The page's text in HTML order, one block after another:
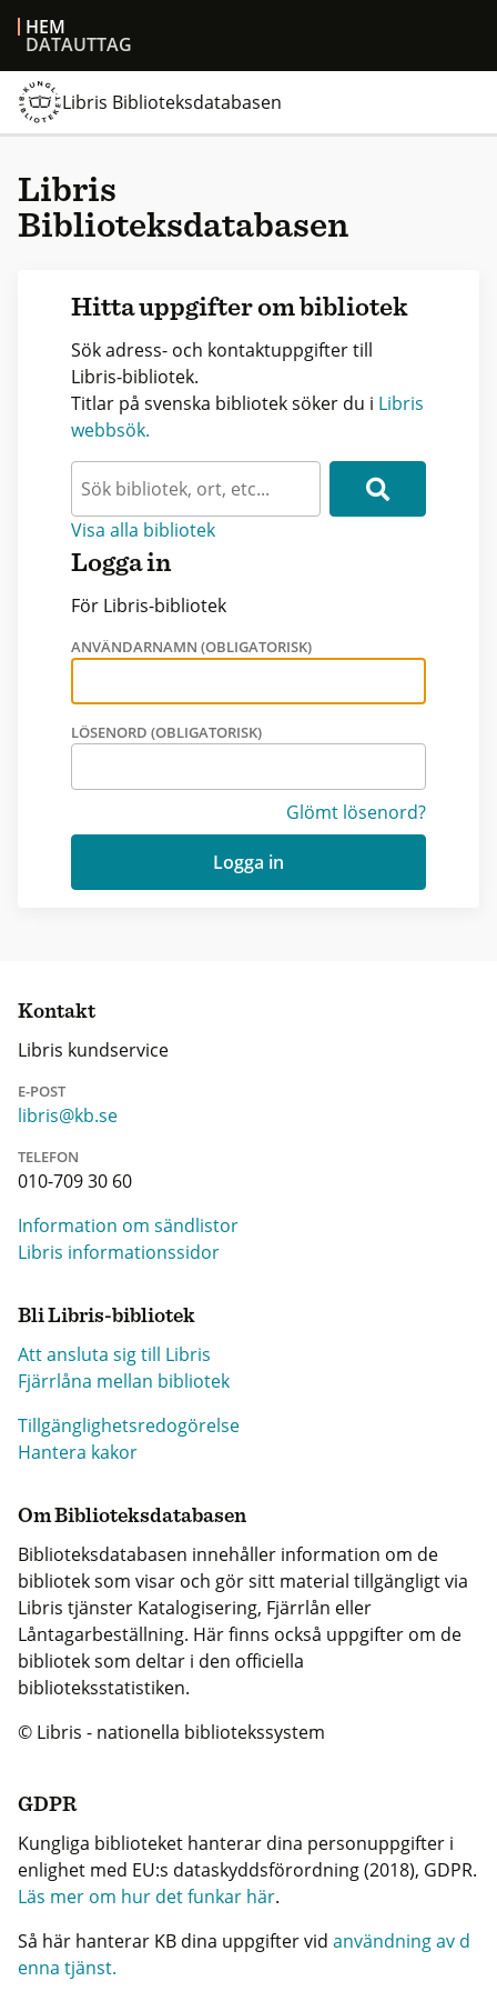
HEM
DATAUTTAG
Libris Biblioteksdatabasen
Libris
Biblioteksdatabasen
Hitta uppgifter om bibliotek
Sök adress- och kontaktuppgifter till
Libris-bibliotek.
Titlar på svenska bibliotek söker du i Libris
webbsök.
Visa alla bibliotek
Logga in
För Libris-bibliotek
ANVÄNDARNAMN (OBLIGATORISK)
LÖSENORD (OBLIGATORISK)
Glömt lösenord?
Logga in
Kontakt
Libris kundservice
E-POST
libris@kb.se
TELEFON
010-709 30 60
Information om sändlistor
Libris informationssidor
Bli Libris-bibliotek
Att ansluta sig till Libris
Fjärrlåna mellan bibliotek
Tillgänglighetsredogörelse
Hantera kakor
Om Biblioteksdatabasen
Biblioteksdatabasen innehåller information om de
bibliotek som visar och gör sitt material tillgängligt via
Libris tjänster Katalogisering, Fjärrlån eller
Låntagarbeställning. Här finns också uppgifter om de
bibliotek som deltar i den officiella
biblioteksstatistiken.
© Libris - nationella bibliotekssystem
GDPR
Kungliga biblioteket hanterar dina personuppgifter i
enlighet med EU:s dataskyddsförordning (2018), GDPR.
Läs mer om hur det funkar här.
Så här hanterar KB dina uppgifter vid användning av d
enna tjänst.